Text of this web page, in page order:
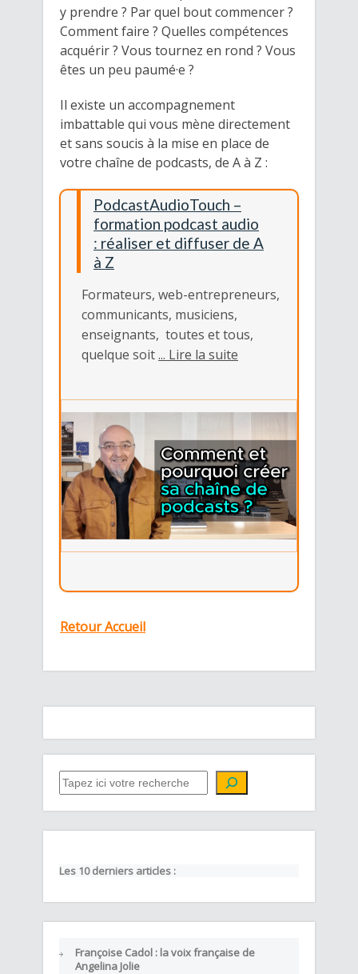
y prendre ? Par quel bout commencer ?
Comment faire ? Quelles compétences
acquérir ? Vous tournez en rond ? Vous
êtes un peu paumé·e ?
Il existe un accompagnement
imbattable qui vous mène directement
et sans soucis à la mise en place de
votre chaîne de podcasts, de A à Z :
PodcastAudioTouch –
formation podcast audio
: réaliser et diffuser de A
à Z
Formateurs, web-entrepreneurs,
communicants, musiciens,
enseignants, toutes et tous,
quelque soit... Lire la suite
Retour Accueil
QUE CHERCHEZ-VOUS ?
Les 10 derniers articles :
Françoise Cadol : la voix française de
Angelina Jolie